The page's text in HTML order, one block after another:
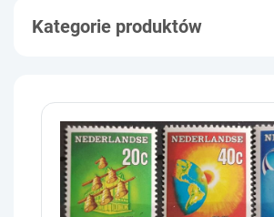
Kategorie produktów